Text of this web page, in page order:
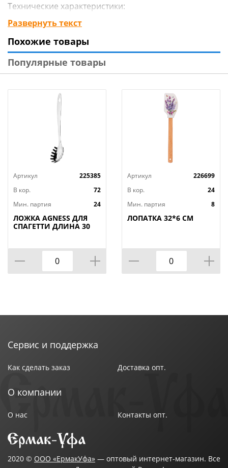
Технические характеристики:
Размер: 24 х 5,2 х 2 см
Температурный режим: от -40 °С до +230 °С
Габариты: 0,075 x 0,291 x 0,018 мм
Вид упаковки: хенгтег
Материал изделия: силикон, ПС пластик
Страна-изготовитель: Китай
Развернуть текст
Похожие товары
Популярные товары
Артикул
225385
В кор.
72
Мин. партия
24
ЛОЖКА AGNESS ДЛЯ
СПАГЕТТИ ДЛИНА 30
Артикул
226699
В кор.
24
Мин. партия
8
ЛОПАТКА 32*6 СМ
Сервис и поддержка
Как сделать заказ Доставка опт.
О компании
О нас Контакты опт.
2020 © ООО «ЕрмакУфа» — оптовый интернет-магазин. Все